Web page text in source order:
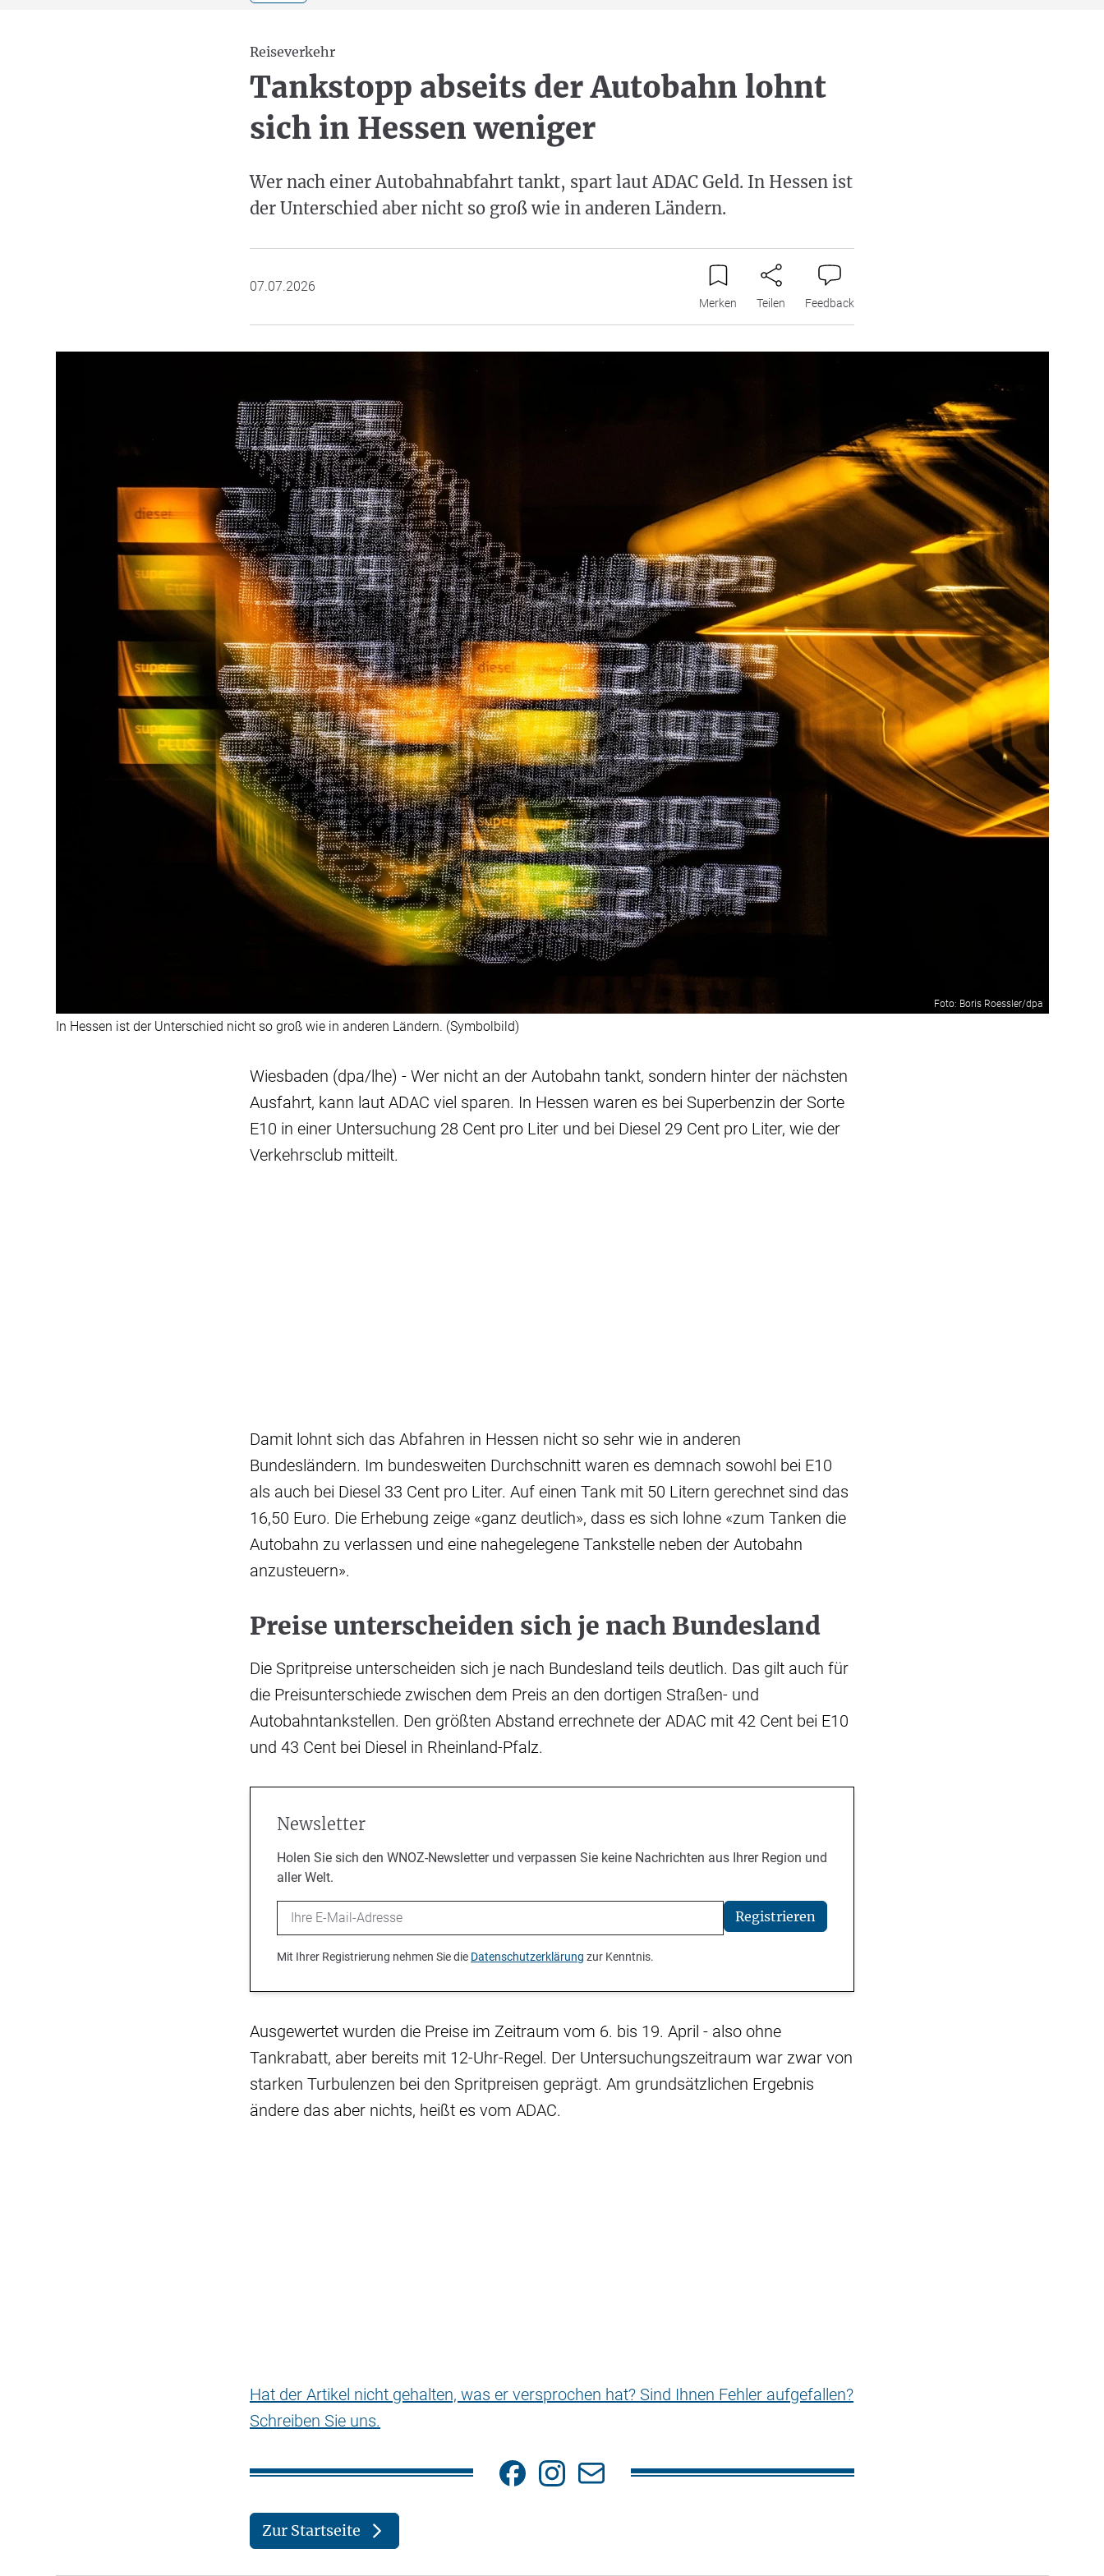
Reiseverkehr
Tankstopp abseits der Autobahn lohnt
sich in Hessen weniger
Wer nach einer Autobahnabfahrt tankt, spart laut ADAC Geld. In Hessen ist
der Unterschied aber nicht so groß wie in anderen Ländern.
07.07.2026
Merken Teilen Feedback
Foto: Boris Roessler/dpa
In Hessen ist der Unterschied nicht so groß wie in anderen Ländern. (Symbolbild)
Wiesbaden (dpa/lhe) - Wer nicht an der Autobahn tankt, sondern hinter der nächsten
Ausfahrt, kann laut ADAC viel sparen. In Hessen waren es bei Superbenzin der Sorte
E10 in einer Untersuchung 28 Cent pro Liter und bei Diesel 29 Cent pro Liter, wie der
Verkehrsclub mitteilt.
Damit lohnt sich das Abfahren in Hessen nicht so sehr wie in anderen
Bundesländern. Im bundesweiten Durchschnitt waren es demnach sowohl bei E10
als auch bei Diesel 33 Cent pro Liter. Auf einen Tank mit 50 Litern gerechnet sind das
16,50 Euro. Die Erhebung zeige «ganz deutlich», dass es sich lohne «zum Tanken die
Autobahn zu verlassen und eine nahegelegene Tankstelle neben der Autobahn
anzusteuern».
Preise unterscheiden sich je nach Bundesland
Die Spritpreise unterscheiden sich je nach Bundesland teils deutlich. Das gilt auch für
die Preisunterschiede zwischen dem Preis an den dortigen Straßen- und
Autobahntankstellen. Den größten Abstand errechnete der ADAC mit 42 Cent bei E10
und 43 Cent bei Diesel in Rheinland-Pfalz.
Newsletter
Holen Sie sich den WNOZ-Newsletter und verpassen Sie keine Nachrichten aus Ihrer Region und
aller Welt.
Email Registrieren
Mit Ihrer Registrierung nehmen Sie die Datenschutzerklärung zur Kenntnis.
Ausgewertet wurden die Preise im Zeitraum vom 6. bis 19. April - also ohne
Tankrabatt, aber bereits mit 12-Uhr-Regel. Der Untersuchungszeitraum war zwar von
starken Turbulenzen bei den Spritpreisen geprägt. Am grundsätzlichen Ergebnis
ändere das aber nichts, heißt es vom ADAC.
Hat der Artikel nicht gehalten, was er versprochen hat? Sind Ihnen Fehler aufgefallen?
Schreiben Sie uns.
Zur Startseite